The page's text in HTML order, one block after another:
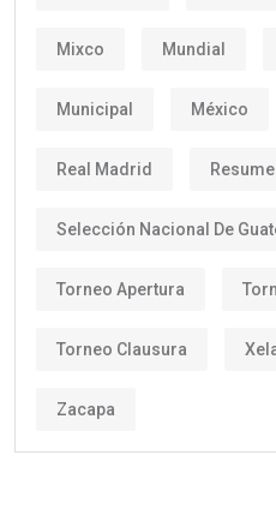
Mixco Mundial
Municipal México
Real Madrid
Selección Nacional De
Torneo Apertura
Torneo Clausura
Zacapa